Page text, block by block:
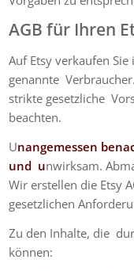
AGB für Ihren
Auf Etsy verkaufen Sie
genannte
strikte gesetzliche
beachten.
Unangemessen
und unwirksam.
Wir erstellen die Etsy
gesetzlichen
Zu den Inhalte, die
können: